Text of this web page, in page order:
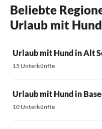
Beliebte
Urlaub mit
Urlaub mit Hund in Alt
15 Unterkünfte
Urlaub mit Hund in
10 Unterkünfte